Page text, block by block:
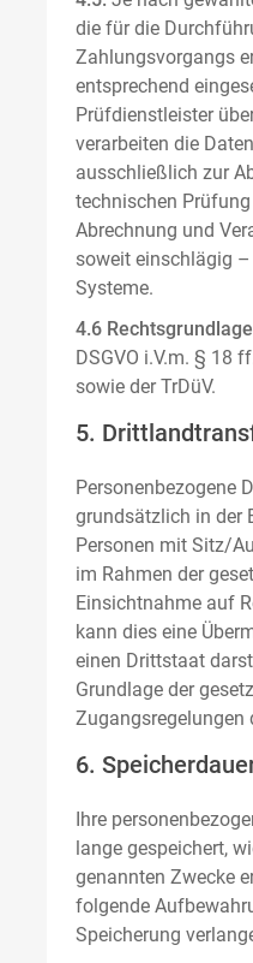
die für die
Zahlungsvorgangs
entsprechend
Prüfdienstleister
verarbeiten die
ausschließlich zur
technischen
Abrechnung und
soweit einschlägig
Systeme.
4.6
DSGVO i.V.m. § 18
sowie der TrDüV.
5.
Personenbezogene
grundsätzlich in der
Personen mit Sitz/
im Rahmen der
Einsichtnahme auf
kann dies eine
einen Drittstaat
Grundlage der
Zugangsregelungen
6.
Ihre
lange gespeichert,
genannten Zwecke
folgende
Speicherung